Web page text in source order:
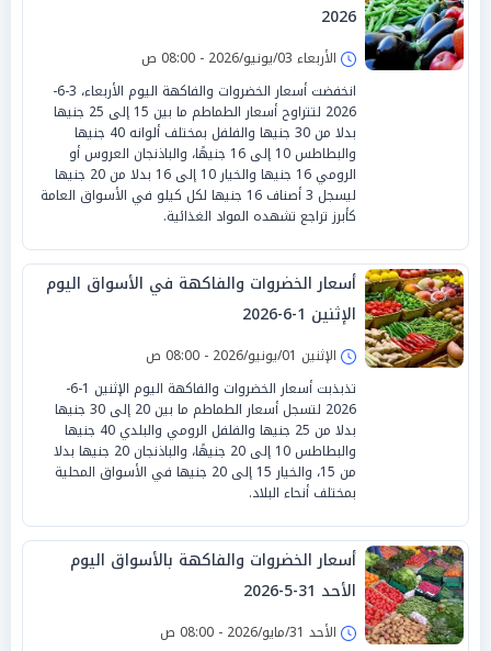
2026
الأربعاء 03/يونيو/2026 - 08:00 ص
انخفضت أسعار الخضروات والفاكهة اليوم الأربعاء، 3-6-
2026 لتتراوح أسعار الطماطم ما بين 15 إلى 25 جنيها
بدلا من 30 جنيها والفلفل بمختلف ألوانه 40 جنيها
والبطاطس 10 إلى 16 جنيهًا، والباذنجان العروس أو
الرومي 16 جنيها والخيار 10 إلى 16 بدلا من 20 جنيها
ليسجل 3 أصناف 16 جنيها لكل كيلو في الأسواق العامة
كأبرز تراجع تشهده المواد الغذائية.
أسعار الخضروات والفاكهة في الأسواق اليوم
الإثنين 1-6-2026
الإثنين 01/يونيو/2026 - 08:00 ص
تذبذبت أسعار الخضروات والفاكهة اليوم الإثنين 1-6-
2026 لتسجل أسعار الطماطم ما بين 20 إلى 30 جنيها
بدلا من 25 جنيها والفلفل الرومي والبلدي 40 جنيها
والبطاطس 10 إلى 20 جنيهًا، والباذنجان 20 جنيها بدلا
من 15، والخيار 15 إلى 20 جنيها في الأسواق المحلية
بمختلف أنحاء البلاد.
أسعار الخضروات والفاكهة بالأسواق اليوم
الأحد 31-5-2026
الأحد 31/مايو/2026 - 08:00 ص